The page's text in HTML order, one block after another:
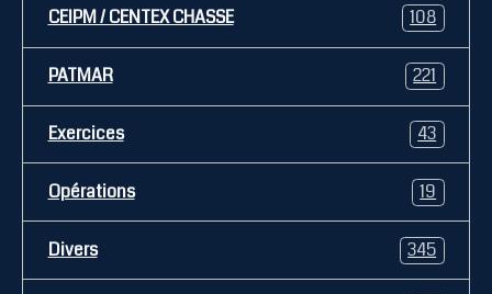
CEIPM / CENTEX CHASSE 108
PATMAR 221
Exercices 43
Opérations 19
Divers 345